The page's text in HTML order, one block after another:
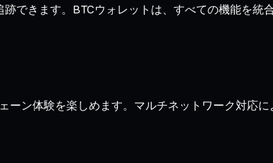
できます。BTCウォレットは、すべての機能を
ン体験を楽しめます。マルチネットワーク対応